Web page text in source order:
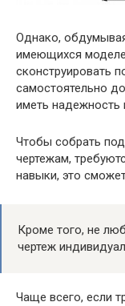
Однако,
имеющихся
сконструировать
самостоятельно
иметь надежность
Чтобы собрать
чертежам,
навыки, это
Кроме того, не
чертеж
Чаще всего, если